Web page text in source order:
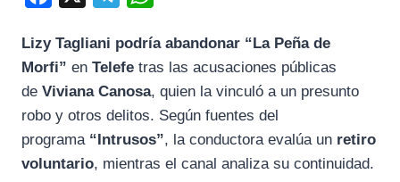
e
b
o
l
e
g
a
t
s
Lizy Tagliani podría abandonar “La Peña de
Morfi” en Telefe tras las acusaciones públicas
de Viviana Canosa, quien la vinculó a un presunto
robo y otros delitos. Según fuentes del
programa “Intrusos”, la conductora evalúa un retiro
voluntario, mientras el canal analiza su continuidad.